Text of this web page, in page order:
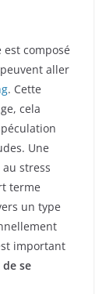
composé
aller
. Cette
cela
Une
stress
terme
un type
important
de se